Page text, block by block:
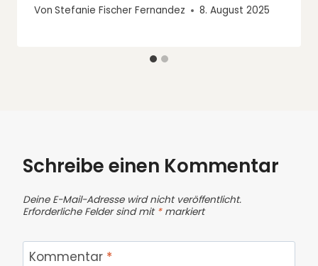
Von Stefanie Fischer Fernandez 8. August 2025
Schreibe einen Kommentar
Deine E-Mail-Adresse wird nicht veröffentlicht.
Erforderliche Felder sind mit *markiert
Kommentar *